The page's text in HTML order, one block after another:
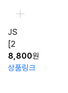
JS
[2
8,800원
상품링크